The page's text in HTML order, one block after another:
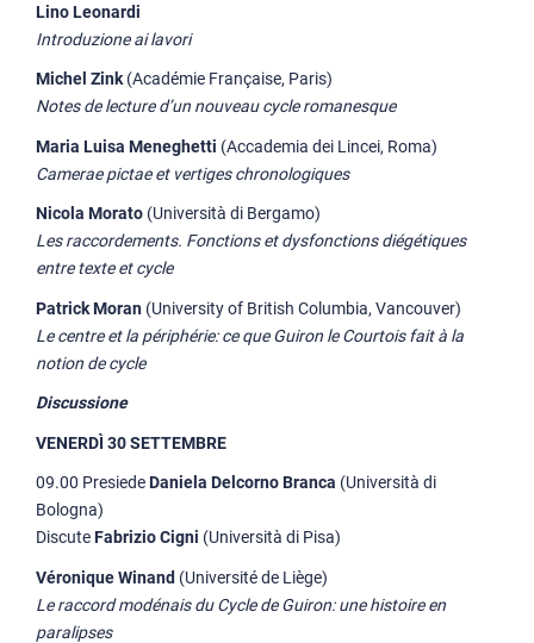
Lino Leonardi
Introduzione ai lavori
Michel Zink (Académie Française, Paris)
Notes de lecture d’un nouveau cycle romanesque
Maria Luisa Meneghetti (Accademia dei Lincei, Roma)
Camerae pictae et vertiges chronologiques
Nicola Morato (Università di Bergamo)
Les raccordements. Fonctions et dysfonctions diégétiques
entre texte et cycle
Patrick Moran (University of British Columbia, Vancouver)
Le centre et la périphérie: ce que Guiron le Courtois fait à la
notion de cycle
Discussione
VENERDÌ 30 SETTEMBRE
09.00 PresiedeDaniela Delcorno Branca (Università di
Bologna)
DiscuteFabrizio Cigni (Università di Pisa)
Véronique Winand (Université de Liège)
Le raccord modénais du Cycle de Guiron: une histoire en
paralipses